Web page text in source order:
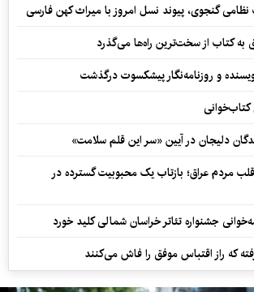
گنجوی، پیوند نسل امروز با میراث کهن فارسی
به کتاب از سخت‌ترین راه‌ها می‌گذرد
و روزنامه‌نگار پیشکسوت درگذشت
کتاب‌خوانی
قلب مردم عراق؛ بازتاب یک محبوبیت گسترده در
جشنواره تئاتر خراسان شمالی کلید خورد
که راز اقتباس موفق را فاش می‌کنند